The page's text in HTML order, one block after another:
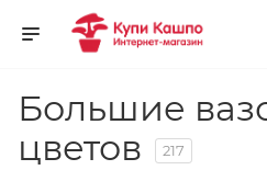
Большие
цветов
217